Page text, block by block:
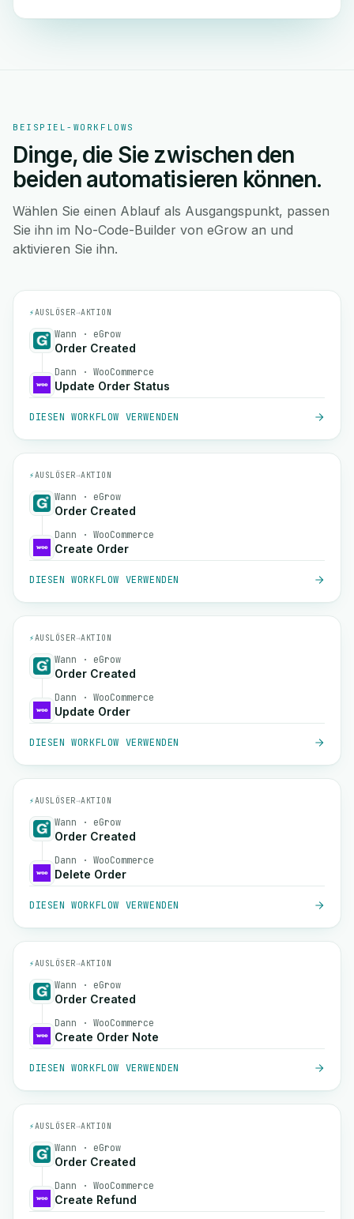
BEISPIEL-WORKFLOWS
Dinge, die Sie zwischen den
beiden automatisieren können.
Wählen Sie einen Ablauf als Ausgangspunkt, passen
Sie ihn im No-Code-Builder von eGrow an und
aktivieren Sie ihn.
⚡AUSLÖSER→AKTION
Wann · eGrow
Order Created
Dann · WooCommerce
Update Order Status
DIESEN WORKFLOW VERWENDEN
⚡AUSLÖSER→AKTION
Wann · eGrow
Order Created
Dann · WooCommerce
Create Order
DIESEN WORKFLOW VERWENDEN
⚡AUSLÖSER→AKTION
Wann · eGrow
Order Created
Dann · WooCommerce
Update Order
DIESEN WORKFLOW VERWENDEN
⚡AUSLÖSER→AKTION
Wann · eGrow
Order Created
Dann · WooCommerce
Delete Order
DIESEN WORKFLOW VERWENDEN
⚡AUSLÖSER→AKTION
Wann · eGrow
Order Created
Dann · WooCommerce
Create Order Note
DIESEN WORKFLOW VERWENDEN
⚡AUSLÖSER→AKTION
Wann · eGrow
Order Created
Dann · WooCommerce
Create Refund